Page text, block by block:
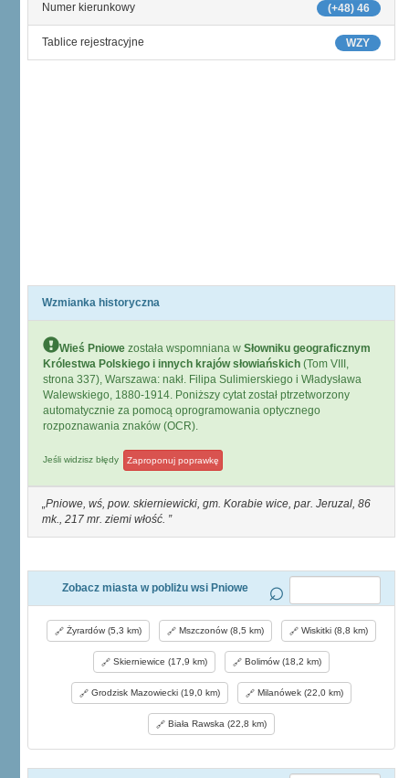
(+48) 46
Numer kierunkowy
WZY
Tablice rejestracyjne
Wzmianka historyczna
Wieś Pniowe została wspomniana w Słowniku geograficznym
Królestwa Polskiego i innych krajów słowiańskich (Tom VIII,
strona 337), Warszawa: nakł. Filipa Sulimierskiego i Władysława
Walewskiego, 1880-1914. Poniższy cytat został ptrzetworzony
automatycznie za pomocą oprogramowania optycznego
rozpoznawania znaków (OCR).
Jeśli widzisz błędy Zaproponuj poprawkę
Pniowe, wś, pow. skierniewicki, gm. Korabie wice, par. Jeruzal, 86
mk., 217 mr. ziemi włość.
Zobacz miasta w pobliżu wsi Pniowe
Żyrardów (5,3 km) Mszczonów (8,5 km) Wiskitki (8,8 km)
Skierniewice (17,9 km) Bolimów (18,2 km)
Grodzisk Mazowiecki (19,0 km) Milanówek (22,0 km)
Biała Rawska (22,8 km)